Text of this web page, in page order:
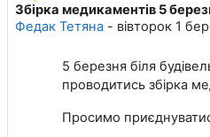
Збірка медикаментів 5
Федак Тетяна - вівторок 1
Кількість відповідей: 0
5 березня біля
проводитись збірка
Просимо